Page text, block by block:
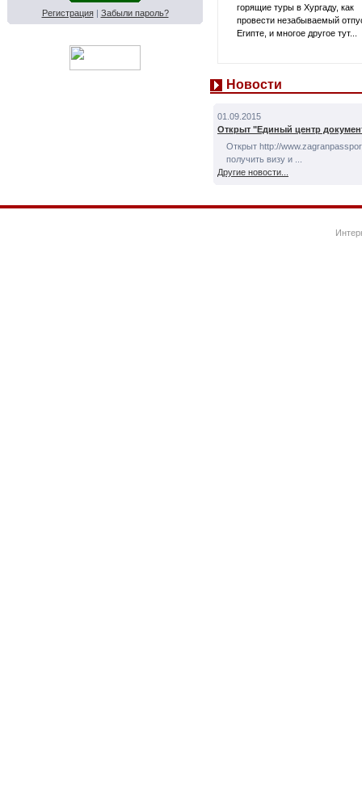
Регистрация| Забыли пароль?
горящие туры в Хургаду, как
провести незабываемый
Египте, и многое другое тут...
Новости
01.09.2015
Открыт "Единый центр
Открыт http://
получить визу и ...
Другие новости...